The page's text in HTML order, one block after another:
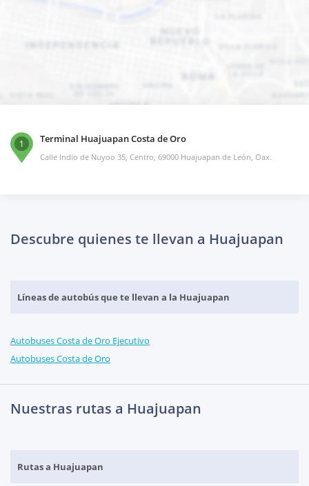
1 Terminal Huajuapan Costa de Oro
Calle Indio de Nuyoo 35, Centro, 69000 Huajuapan de León, Oax.
Descubre quienes te llevan a Huajuapan
Líneas de autobús que te llevan a la Huajuapan
Autobuses Costa de Oro Ejecutivo
Autobuses Costa de Oro
Nuestras rutas a Huajuapan
Rutas a Huajuapan